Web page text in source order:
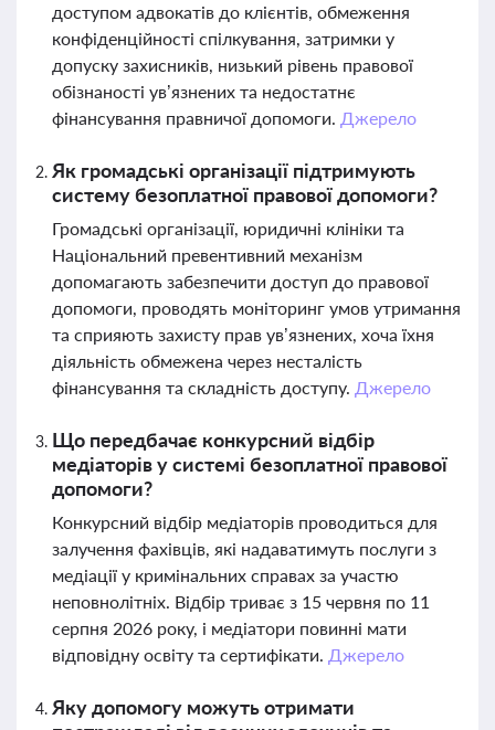
доступом адвокатів до клієнтів, обмеження
конфіденційності спілкування, затримки у
допуску захисників, низький рівень правової
обізнаності ув’язнених та недостатнє
фінансування правничої допомоги. Джерело
Як громадські організації підтримують
систему безоплатної правової допомоги?
Громадські організації, юридичні клініки та
Національний превентивний механізм
допомагають забезпечити доступ до правової
допомоги, проводять моніторинг умов утримання
та сприяють захисту прав ув’язнених, хоча їхня
діяльність обмежена через несталість
фінансування та складність доступу. Джерело
Що передбачає конкурсний відбір
медіаторів у системі безоплатної правової
допомоги?
Конкурсний відбір медіаторів проводиться для
залучення фахівців, які надаватимуть послуги з
медіації у кримінальних справах за участю
неповнолітніх. Відбір триває з 15 червня по 11
серпня 2026 року, і медіатори повинні мати
відповідну освіту та сертифікати. Джерело
Яку допомогу можуть отримати